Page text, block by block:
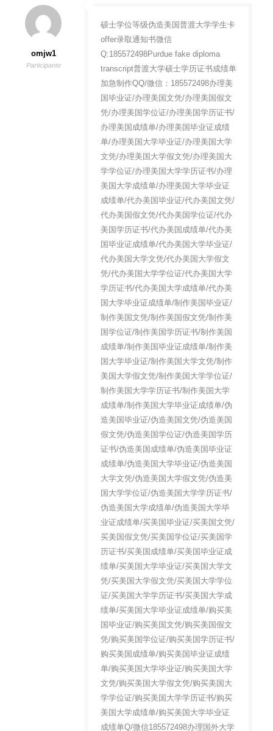
omjw1
Participante
硕士学位等级伪造美国普渡大学学生卡
offer录取通知书微信
Q:185572498Purdue fake diploma
transcript普渡大学硕士学历证书成绩单
加急制作QQ/微信：185572498办理美
国毕业证/办理美国文凭/办理美国假文
凭/办理美国学位证/办理美国学历证书/
办理美国成绩单/办理美国毕业证成绩
单/办理美国大学毕业证/办理美国大学
文凭/办理美国大学假文凭/办理美国大
学学位证/办理美国大学学历证书/办理
美国大学成绩单/办理美国大学毕业证
成绩单/代办美国毕业证/代办美国文凭/
代办美国假文凭/代办美国学位证/代办
美国学历证书/代办美国成绩单/代办美
国毕业证成绩单/代办美国大学毕业证/
代办美国大学文凭/代办美国大学假文
凭/代办美国大学学位证/代办美国大学
学历证书/代办美国大学成绩单/代办美
国大学毕业证成绩单/制作美国毕业证/
制作美国文凭/制作美国假文凭/制作美
国学位证/制作美国学历证书/制作美国
成绩单/制作美国毕业证成绩单/制作美
国大学毕业证/制作美国大学文凭/制作
美国大学假文凭/制作美国大学学位证/
制作美国大学学历证书/制作美国大学
成绩单/制作美国大学毕业证成绩单/伪
造美国毕业证/伪造美国文凭/伪造美国
假文凭/伪造美国学位证/伪造美国学历
证书/伪造美国成绩单/伪造美国毕业证
成绩单/伪造美国大学毕业证/伪造美国
大学文凭/伪造美国大学假文凭/伪造美
国大学学位证/伪造美国大学学历证书/
伪造美国大学成绩单/伪造美国大学毕
业证成绩单/买美国毕业证/买美国文凭/
买美国假文凭/买美国学位证/买美国学
历证书/买美国成绩单/买美国毕业证成
绩单/买美国大学毕业证/买美国大学文
凭/买美国大学假文凭/买美国大学学位
证/买美国大学学历证书/买美国大学成
绩单/买美国大学毕业证成绩单/购买美
国毕业证/购买美国文凭/购买美国假文
凭/购买美国学位证/购买美国学历证书/
购买美国成绩单/购买美国毕业证成绩
单/购买美国大学毕业证/购买美国大学
文凭/购买美国大学假文凭/购买美国大
学学位证/购买美国大学学历证书/购买
美国大学成绩单/购买美国大学毕业证
成绩单Q/微信185572498办理国外大学